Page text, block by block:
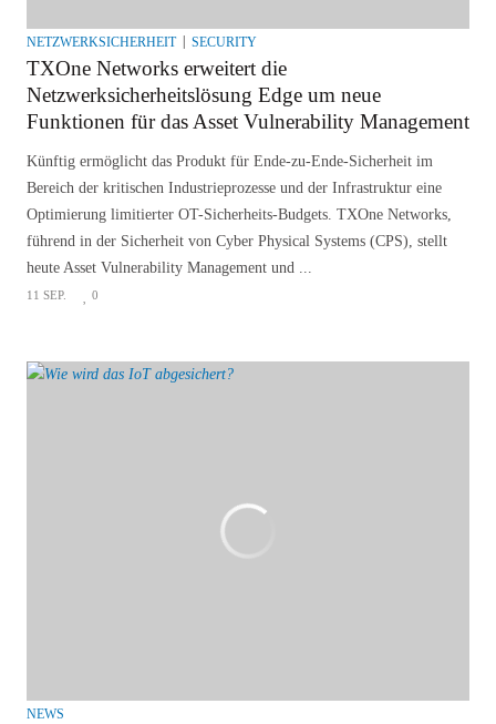
NETZWERKSICHERHEIT SECURITY
TXOne Networks erweitert die
Netzwerksicherheitslösung Edge um neue
Funktionen für das Asset Vulnerability Management
Künftig ermöglicht das Produkt für Ende-zu-Ende-Sicherheit im
Bereich der kritischen Industrieprozesse und der Infrastruktur eine
Optimierung limitierter OT-Sicherheits-Budgets. TXOne Networks,
führend in der Sicherheit von Cyber Physical Systems (CPS), stellt
heute Asset Vulnerability Management und ...
11 SEP. 0
NEWS